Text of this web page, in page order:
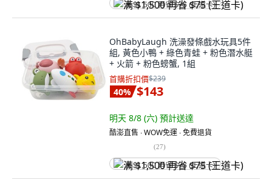
满 $1,500 再省 $75 (王道卡)
OhBabyLaugh 洗澡發條戲水玩具5件
組, 黃色小鴨 + 綠色青蛙 + 粉色潛水艇
+ 火箭 + 粉色螃蟹, 1組
首購折扣價$239
40% $143
明天 8/8 (六) 預計送達
酷澎直售 ∙ WOW免運 ∙ 免費退貨
(27)
满 $1,500 再省 $75 (王道卡)